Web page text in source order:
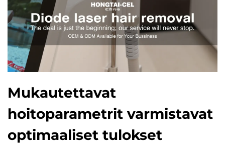
Mukautettavat
hoitoparametrit varmistavat
optimaaliset tulokset